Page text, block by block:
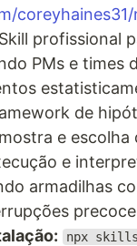
profissional
PMs e times
de
e escolha
e
armadilhas
npx skills